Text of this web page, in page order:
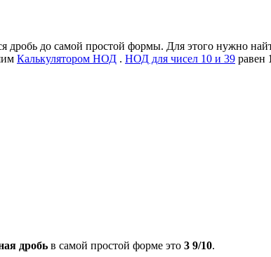
дробь до самой простой формы. Для этого нужно
Калькулятором НОД . НОД для чисел 10 и 39 равен
дробь в самой простой форме это 3 9/10.